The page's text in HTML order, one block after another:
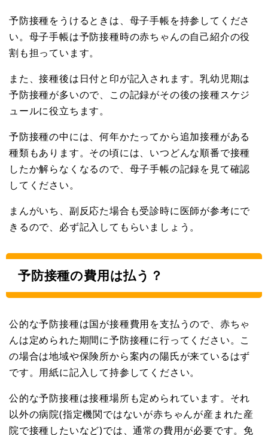
予防接種をうけるときは、母子手帳を持参してくださ
い。母子手帳は予防接種時の赤ちゃんの自己紹介の役
割も担っています。
また、接種後は日付と印が記入されます。乳幼児期は
予防接種が多いので、この記録がその後の接種スケジ
ュールに役立ちます。
予防接種の中には、何年かたってから追加接種がある
種類もあります。その頃には、いつどんな順番で接種
したか解らなくなるので、母子手帳の記録を見て確認
してください。
まんがいち、副反応た場合も受診時に医師が参考にで
きるので、必ず記入してもらいましょう。
予防接種の費用は払う？
公的な予防接種は国が接種費用を支払うので、赤ちゃ
んは定められた期間に予防接種に行ってください。こ
の場合は地域や保険所から案内の陽氏が来ているはず
です。用紙に記入して持参してください。
公的な予防接種は接種場所も定められています。それ
以外の病院(指定機関ではないが赤ちゃんが産まれた産
院で接種したいなど)では、通常の費用が必要です。免